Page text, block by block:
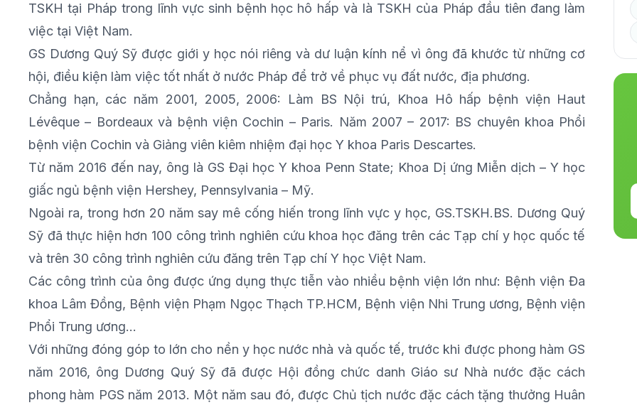
TSKH tại Pháp trong lĩnh vực sinh bệnh học hô hấp và là TSKH của Pháp đầu tiên đang làm
việc tại Việt Nam.
GS Dương Quý Sỹ được giới y học nói riêng và dư luận kính nể vì ông đã khước từ những cơ
hội, điều kiện làm việc tốt nhất ở nước Pháp để trở về phục vụ đất nước, địa phương.
Chẳng hạn, các năm 2001, 2005, 2006: Làm BS Nội trú, Khoa Hô hấp bệnh viện Haut
Lévêque – Bordeaux và bệnh viện Cochin – Paris. Năm 2007 – 2017: BS chuyên khoa Phổi
bệnh viện Cochin và Giảng viên kiêm nhiệm đại học Y khoa Paris Descartes.
Từ năm 2016 đến nay, ông là GS Đại học Y khoa Penn State; Khoa Dị ứng Miễn dịch – Y học
giấc ngủ bệnh viện Hershey, Pennsylvania – Mỹ.
Ngoài ra, trong hơn 20 năm say mê cống hiến trong lĩnh vực y học, GS.TSKH.BS. Dương Quý
Sỹ đã thực hiện hơn 100 công trình nghiên cứu khoa học đăng trên các Tạp chí y học quốc tế
và trên 30 công trình nghiên cứu đăng trên Tạp chí Y học Việt Nam.
Các công trình của ông được ứng dụng thực tiễn vào nhiều bệnh viện lớn như: Bệnh viện Đa
khoa Lâm Đồng, Bệnh viện Phạm Ngọc Thạch TP.HCM, Bệnh viện Nhi Trung ương, Bệnh viện
Phổi Trung ương…
Với những đóng góp to lớn cho nền y học nước nhà và quốc tế, trước khi được phong hàm GS
năm 2016, ông Dương Quý Sỹ đã được Hội đồng chức danh Giáo sư Nhà nước đặc cách
phong hàm PGS năm 2013. Một năm sau đó, được Chủ tịch nước đặc cách tặng thưởng Huân